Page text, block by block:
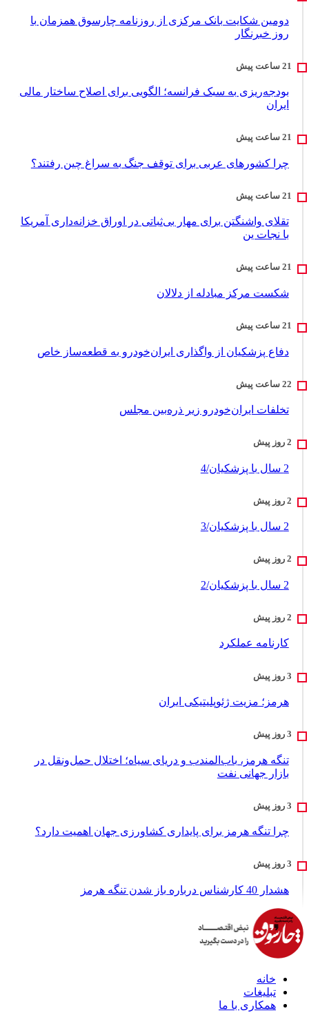
دومین شکایت بانک مرکزی از روزنامه چارسوق همزمان با
روز خبرنگار
بودجه‌ریزی به سبک فرانسه؛ الگویی برای اصلاح ساختار مالی
ایران
چرا کشورهای عربی برای توقف جنگ به سراغ چین رفتند؟
تقلای واشنگتن برای مهار بی‌ثباتی در اوراق خزانه‌داری آمریکا
با نجات ین
شکست مرکز مبادله از دلالان
دفاع پزشکیان از واگذاری ایران‌خودرو به قطعه‌ساز خاص
تخلفات ایران‌خودرو زیر ذره‌بین مجلس
2 سال با پزشکیان/4
2 سال با پزشکیان/3
2 سال با پزشکیان/2
کارنامه عملکرد
هرمز؛ مزیت ژئوپلیتیکی ایران
تنگه هرمز، باب‌المندب و دریای سیاه؛ اختلال حمل‌ونقل در
بازار جهانی نفت
چرا تنگه هرمز برای پایداری کشاورزی جهان اهمیت دارد؟
هشدار 40 کارشناس درباره باز شدن تنگه هرمز
خانه
تبلیغات
همکاری با ما